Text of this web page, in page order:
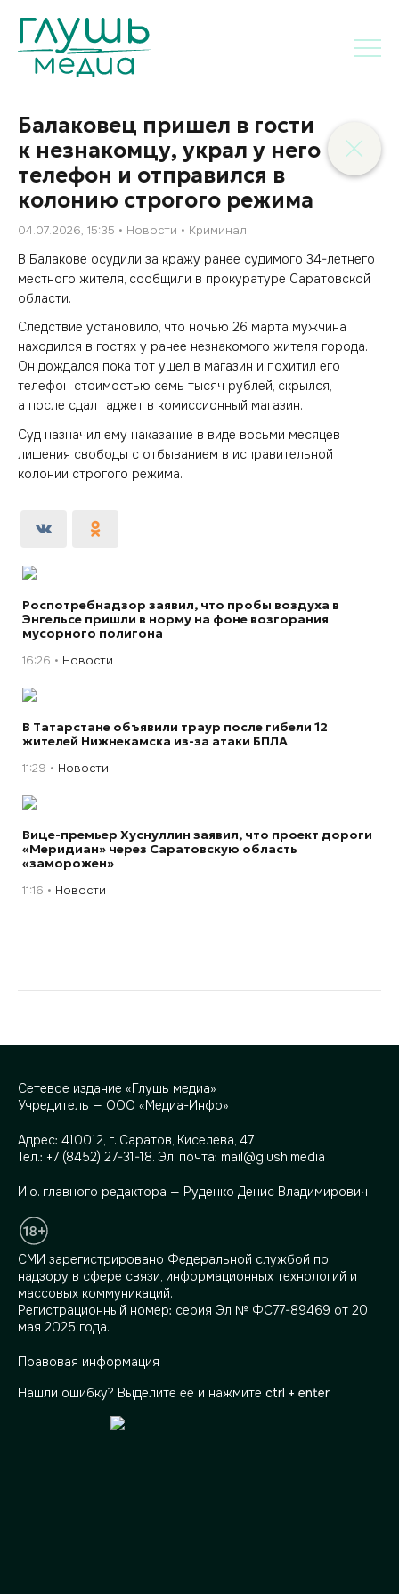
Балаковец пришел в гости
к незнакомцу, украл у него
телефон и отправился в
колонию строгого режима
04.07.2026, 15:35 Новости Криминал
В Балакове осудили за кражу ранее судимого 34-летнего
местного жителя, сообщили в прокуратуре Саратовской
области.
Следствие установило, что ночью 26 марта мужчина
находился в гостях у ранее незнакомого жителя города.
Он дождался пока тот ушел в магазин и похитил его
телефон стоимостью семь тысяч рублей, скрылся,
а после сдал гаджет в комиссионный магазин.
Суд назначил ему наказание в виде восьми месяцев
лишения свободы с отбыванием в исправительной
колонии строгого режима.
Роспотребнадзор заявил, что пробы воздуха в
Энгельсе пришли в норму на фоне возгорания
мусорного полигона
16:26 Новости
В Татарстане объявили траур после гибели 12
жителей Нижнекамска из-за атаки БПЛА
11:29 Новости
Вице-премьер Хуснуллин заявил, что проект дороги
«Меридиан» через Саратовскую область
«заморожен»
11:16 Новости
Сетевое издание «Глушь медиа»
Учредитель — ООО «Медиа-Инфо»
Адрес: 410012, г. Саратов, Киселева, 47
Тел.: +7 (8452) 27-31-18. Эл. почта: mail@glush.media
И.о. главного редактора — Руденко Денис Владимирович
СМИ зарегистрировано Федеральной службой по
надзору в сфере связи, информационных технологий и
массовых коммуникаций.
Регистрационный номер: серия Эл № ФС77-89469 от 20
мая 2025 года.
Правовая информация
Нашли ошибку? Выделите ее и нажмите ctrl + enter